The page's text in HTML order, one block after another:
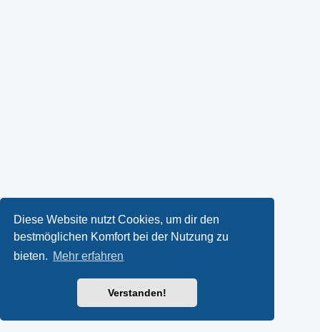
Diese Website nutzt Cookies, um dir den
bestmöglichen Komfort bei der Nutzung zu
bieten. Mehr erfahren
Verstanden!